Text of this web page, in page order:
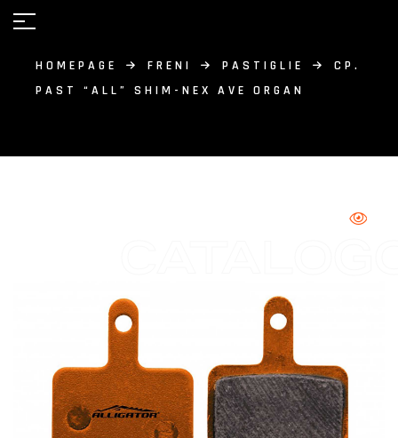
HOMEPAGE FRENI PASTIGLIE
CP.
PAST “ALL” SHIM-NEX AVE ORGAN